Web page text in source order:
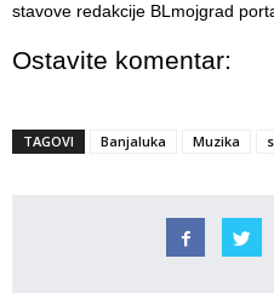
stavove redakcije BLmojgrad
Ostavite komentar:
TAGOVI Banjaluka Muzika